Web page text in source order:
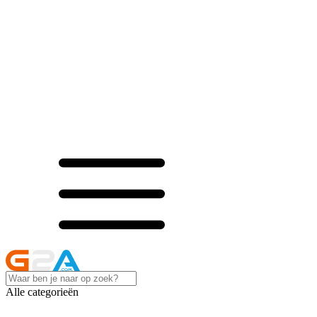
Alle categorieën